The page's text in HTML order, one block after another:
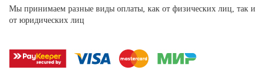
Мы принимаем разные виды оплаты, как от физических лиц, так и
от юридических лиц